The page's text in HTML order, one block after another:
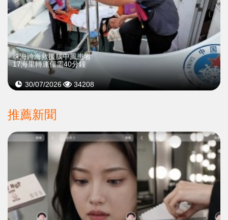
珠海跨海救援腦中風患者
17海里轉運僅需40分鐘
30/07/2026 34208
推薦新聞